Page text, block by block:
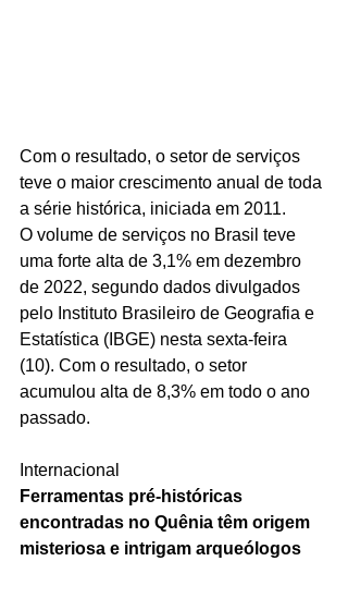
Com o resultado, o setor de serviços
teve o maior crescimento anual de toda
a série histórica, iniciada em 2011.
O volume de serviços no Brasil teve
uma forte alta de 3,1% em dezembro
de 2022, segundo dados divulgados
pelo Instituto Brasileiro de Geografia e
Estatística (IBGE) nesta sexta-feira
(10). Com o resultado, o setor
acumulou alta de 8,3% em todo o ano
passado.
Internacional
Ferramentas pré-históricas
encontradas no Quênia têm origem
misteriosa e intrigam arqueólogos